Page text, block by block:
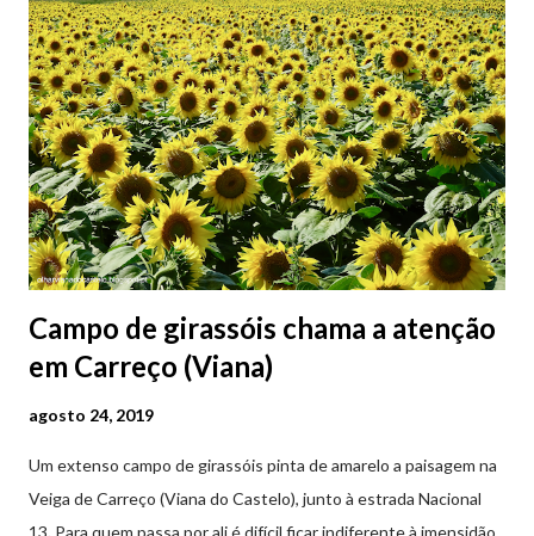
Campo de girassóis chama a atenção
em Carreço (Viana)
agosto 24, 2019
Um extenso campo de girassóis pinta de amarelo a paisagem na
Veiga de Carreço (Viana do Castelo), junto à estrada Nacional